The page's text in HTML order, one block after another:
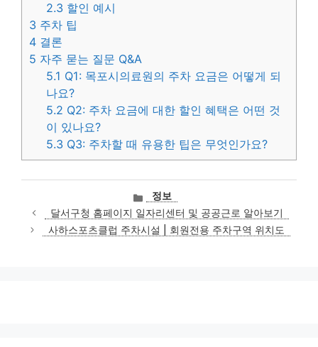
2.3 할인 예시
3 주차 팁
4 결론
5 자주 묻는 질문 Q&A
5.1 Q1: 목포시의료원의 주차 요금은 어떻게 되
나요?
5.2 Q2: 주차 요금에 대한 할인 혜택은 어떤 것
이 있나요?
5.3 Q3: 주차할 때 유용한 팁은 무엇인가요?
카
테
고
리
정보
달서구청 홈페이지 일자리센터 및 공공근로 알아보기
사하스포츠클럽 주차시설 | 회원전용 주차구역 위치도